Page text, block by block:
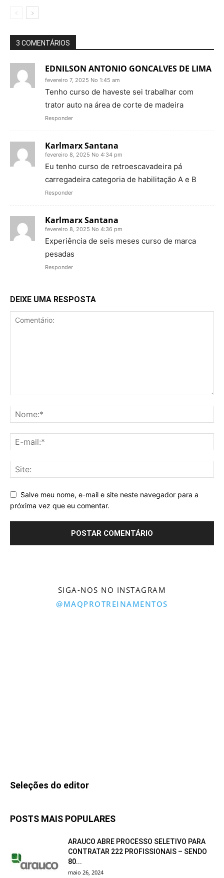
3 COMENTÁRIOS
EDNILSON ANTONIO GONCALVES DE LIMA
fevereiro 7, 2025 No 1:45 am
Tenho curso de haveste sei trabalhar com
trator auto na área de corte de madeira
Responder
Karlmarx Santana
fevereiro 8, 2025 No 4:34 pm
Eu tenho curso de retroescavadeira pá
carregadeira categoria de habilitação A e B
Responder
Karlmarx Santana
fevereiro 8, 2025 No 4:36 pm
Experiência de seis meses curso de marca
pesadas
Responder
DEIXE UMA RESPOSTA
Salve meu nome, e-mail e site neste navegador para a
próxima vez que eu comentar.
SIGA-NOS NO INSTAGRAM
@MAQPROTREINAMENTOS
Seleções do editor
POSTS MAIS POPULARES
ARAUCO ABRE PROCESSO SELETIVO PARA
CONTRATAR 222 PROFISSIONAIS – SENDO
80...
maio 26, 2024